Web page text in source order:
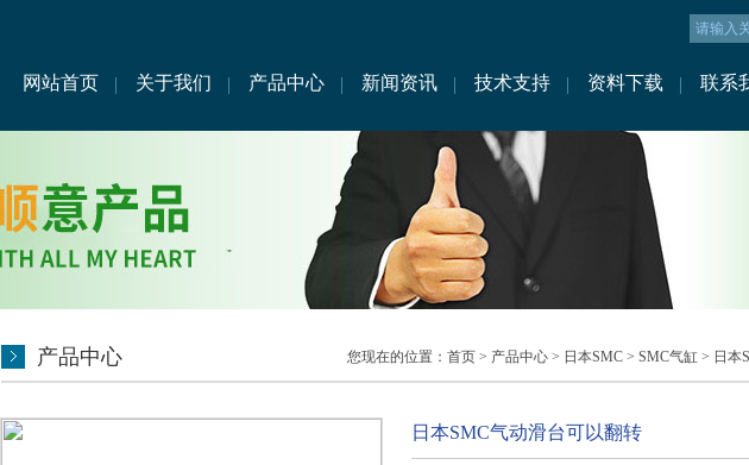
网站首页 关于我们 产品中心 新闻资讯 技术支持 资料下载 联系
产品中心 您现在的位置： 首页 > 产品中心 > 日本SMC > SMC气缸 > 日本
日本SMC气动滑台可以翻转